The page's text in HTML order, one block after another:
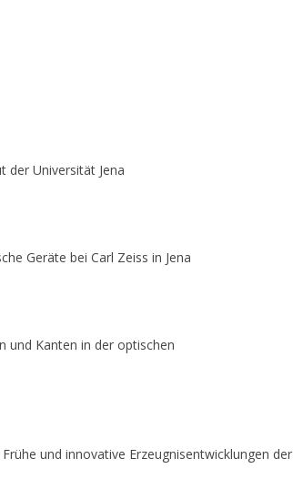
der Universität Jena
Geräte bei Carl Zeiss in Jena
und Kanten in der optischen
und innovative Erzeugnisentwicklungen der